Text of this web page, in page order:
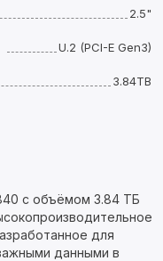
2.5"
U.2 (PCI-E Gen3)
3.84TB
с объёмом 3.84 ТБ
для
данными в